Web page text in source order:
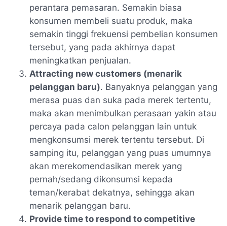
perantara pemasaran. Semakin biasa
konsumen membeli suatu produk, maka
semakin tinggi frekuensi pembelian konsumen
tersebut, yang pada akhirnya dapat
meningkatkan penjualan.
Attracting new customers (menarik
pelanggan baru). Banyaknya pelanggan yang
merasa puas dan suka pada merek tertentu,
maka akan menimbulkan perasaan yakin atau
percaya pada calon pelanggan lain untuk
mengkonsumsi merek tertentu tersebut. Di
samping itu, pelanggan yang puas umumnya
akan merekomendasikan merek yang
pernah/sedang dikonsumsi kepada
teman/kerabat dekatnya, sehingga akan
menarik pelanggan baru.
Provide time to respond to competitive